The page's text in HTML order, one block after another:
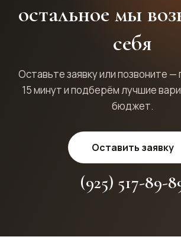
остальное мы
себя
Оставьте заявку или позвоните —
15 минут и подберём лучшие
бюджет.
Оставить заявку
(925) 517-89-